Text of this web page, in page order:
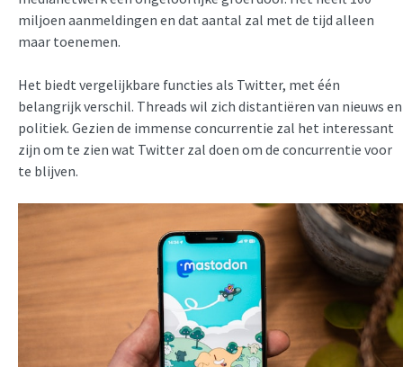
miljoen aanmeldingen en dat aantal zal met de tijd alleen
maar toenemen.
Het biedt vergelijkbare functies als Twitter, met één
belangrijk verschil. Threads wil zich distantiëren van nieuws en
politiek. Gezien de immense concurrentie zal het interessant
zijn om te zien wat Twitter zal doen om de concurrentie voor
te blijven.